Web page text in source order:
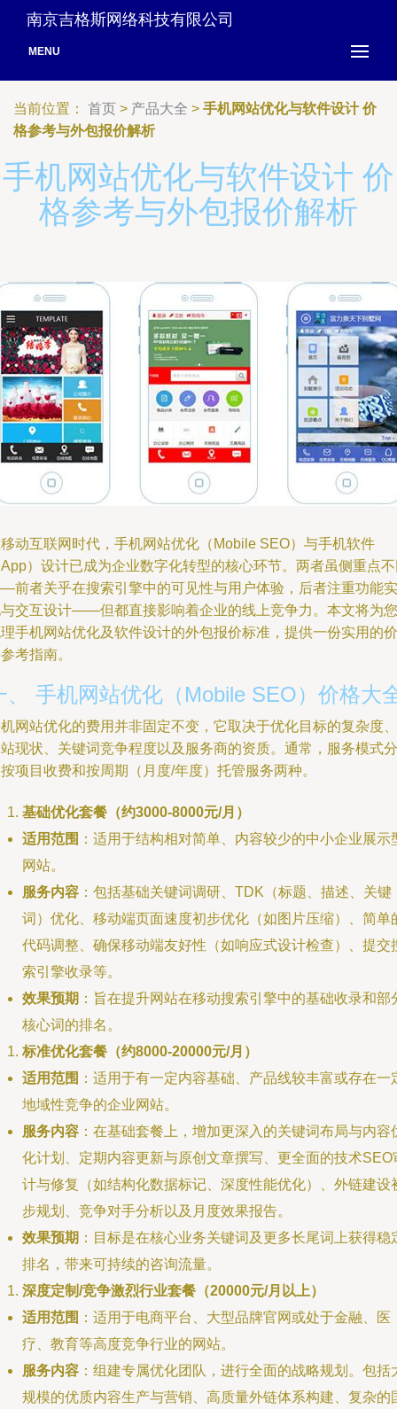
南京吉格斯网络科技有限公司
MENU
当前位置： 首页 > 产品大全 > 手机网站优化与软件设计 价
格参考与外包报价解析
手机网站优化与软件设计 价
格参考与外包报价解析
动互联网时代，手机网站优化（Mobile SEO）与手机软件
）设计已成为企业数字化转型的核心环节。两者虽侧重点
前者关乎在搜索引擎中的可见性与用户体验，后者注重功能实
交互设计——但都直接影响着企业的线上竞争力。本文将为您
手机网站优化及软件设计的外包报价标准，提供一份实用的价
考指南。
、 手机网站优化（Mobile SEO）价格大
网站优化的费用并非固定不变，它取决于优化目标的复杂度、
现状、关键词竞争程度以及服务商的资质。通常，服务模式分
项目收费和按周期（月度/年度）托管服务两种。
基础优化套餐（约3000-8000元/月）
适用范围 ：适用于结构相对简单、内容较少的中小企业展示
网站。
服务内容 ：包括基础关键词调研、TDK（标题、描述、关键
词）优化、移动端页面速度初步优化（如图片压缩）、简单
代码调整、确保移动端友好性（如响应式设计检查）、提交
索引擎收录等。
效果预期 ：旨在提升网站在移动搜索引擎中的基础收录和部
核心词的排名。
标准优化套餐（约8000-20000元/月）
适用范围 ：适用于有一定内容基础、产品线较丰富或存在一
地域性竞争的企业网站。
服务内容 ：在基础套餐上，增加更深入的关键词布局与内容
化计划、定期内容更新与原创文章撰写、更全面的技术SEO
计与修复（如结构化数据标记、深度性能优化）、外链建设
步规划、竞争对手分析以及月度效果报告。
效果预期 ：目标是在核心业务关键词及更多长尾词上获得稳
排名，带来可持续的咨询流量。
深度定制/竞争激烈行业套餐（20000元/月以上）
适用范围 ：适用于电商平台、大型品牌官网或处于金融、医
疗、教育等高度竞争行业的网站。
服务内容 ：组建专属优化团队，进行全面的战略规划。包括
规模的优质内容生产与营销、高质量外链体系构建、复杂的